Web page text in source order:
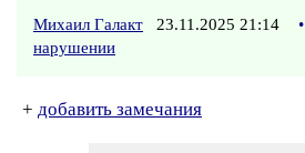
Михаил Галакт 23.11.2025 21:14 •
нарушении
+ добавить замечания